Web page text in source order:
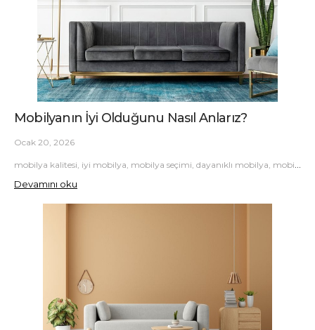
Mobilyanın İyi Olduğunu Nasıl Anlarız?
Ocak 20, 2026
mobilya kalitesi, iyi mobilya, mobilya seçimi, dayanıklı mobilya, mobilya ipuçları
Devamını oku